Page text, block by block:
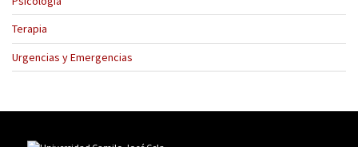
Terapia
Urgencias y Emergencias